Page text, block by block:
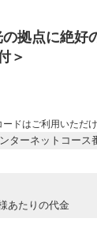
拠点に絶好
＞
ドはご利用いただ
ターネットコース
あたりの代金